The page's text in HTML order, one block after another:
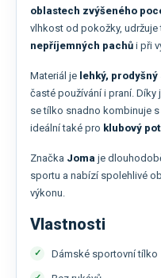
oblastech zvýšeného
vlhkost od pokožky,
nepříjemných pachů i při
Materiál je lehký,
časté používání i praní.
se tílko snadno kombinuje
ideální také pro klubový
Značka Joma je
sportu a nabízí spolehlivé
výkonu.
Vlastnosti
Dámské sportovní tílko